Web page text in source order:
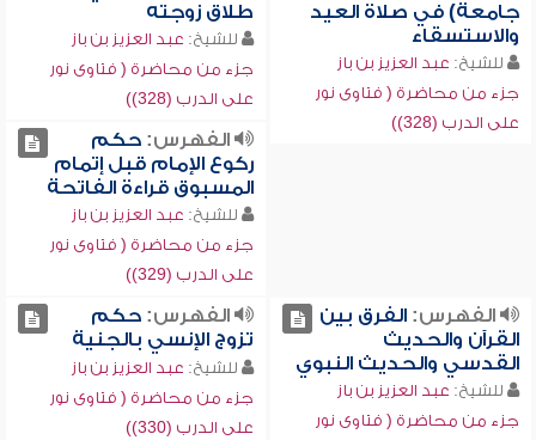
جامعة) في صلاة العيد
والاستسقاء
للشيخ: عبد العزيز بن باز
جزء من محاضرة ( فتاوى نور
على الدرب (328))
طلاق زوجته
للشيخ: عبد العزيز بن باز
جزء من محاضرة ( فتاوى نور
على الدرب (328))
الفهرس:حكم
ركوع الإمام قبل إتمام
المسبوق قراءة الفاتحة
للشيخ: عبد العزيز بن باز
جزء من محاضرة ( فتاوى نور
على الدرب (329))
الفهرس:الفرق بين
القرآن والحديث
القدسي والحديث النبوي
للشيخ: عبد العزيز بن باز
جزء من محاضرة ( فتاوى نور
الفهرس:حكم
تزوج الإنسي بالجنية
للشيخ: عبد العزيز بن باز
جزء من محاضرة ( فتاوى نور
على الدرب (330))